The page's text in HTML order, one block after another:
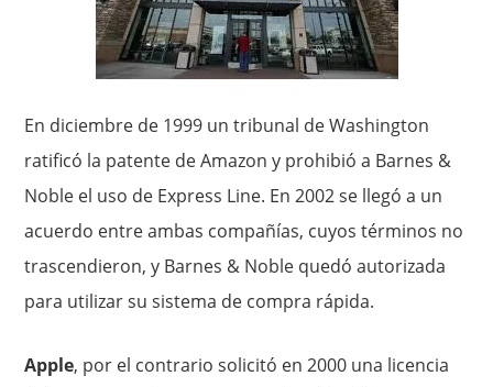
En diciembre de 1999 un tribunal de Washington
ratificó la patente de Amazon y prohibió a Barnes &
Noble el uso de Express Line. En 2002 se llegó a un
acuerdo entre ambas compañías, cuyos términos no
trascendieron, y Barnes & Noble quedó autorizada
para utilizar su sistema de compra rápida.
Apple, por el contrario solicitó en 2000 una licencia